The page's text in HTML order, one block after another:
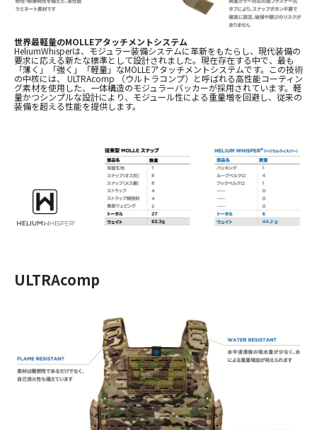
世界最軽量のMOLLEアタッチメントシステム
HeliumWhisperは、モジュラー装備システムに革新をもたらし、現代装備の
要求に応える新たな標準として設計されました。現在存在する中で、最も
「薄く」「強く」「軽量」なMOLLEアタッチメントシステムです。この技術
の中核には、 ULTRAcomp （ウルトラコンプ）と呼ばれる高性能コーティン
グ素材を使用した、一体構造のモジュラーバッカーが採用されています。軽
量かつシンプルな設計により、モジュール性による重量増を回避し、従来の
装備を超える性能を提供します。
ULTRAcomp